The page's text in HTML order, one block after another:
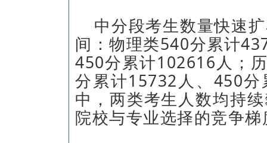
中分段考生数量快速
间：物理类540分累计
450分累计102616人；
分累计15732人、450
中，两类考生人数均持
院校与专业选择的竞争